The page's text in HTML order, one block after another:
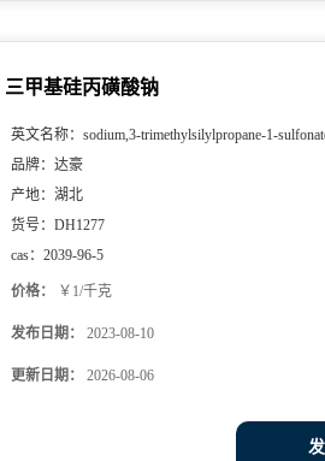
三甲基硅丙磺酸钠
英文名称： sodium,3-trimethylsilylpropane-1-
品牌： 达豪
产地： 湖北
货号： DH1277
cas： 2039-96-5
价格： ￥1/千克
发布日期： 2023-08-10
更新日期： 2026-08-06